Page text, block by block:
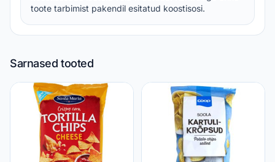
toote tarbimist pakendil esitatud koostisosi.
Sarnased tooted